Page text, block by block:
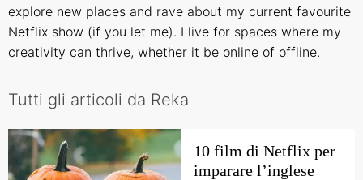
explore new places and rave about my current favourite
Netflix show (if you let me). I live for spaces where my
creativity can thrive, whether it be online of offline.
Tutti gli articoli da Reka
10 film di Netflix per
imparare l’inglese